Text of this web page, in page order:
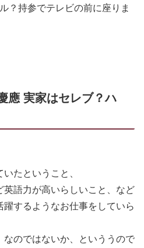
？持参でテレビの前に座りま
應 実家はセレブ？ハ
たということ、
英語力が高いらしいこと、など
するようなお仕事をしていら
のではないか、といううので